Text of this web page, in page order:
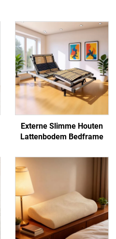
Externe Slimme Houten
Lattenbodem Bedframe